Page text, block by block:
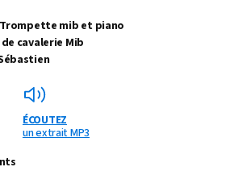
Trompette mib et piano
cavalerie Mib
ÉCOUTEZ
un extrait MP3